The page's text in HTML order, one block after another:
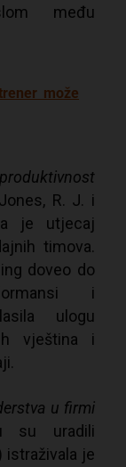
među
može
R. J. i
je utjecaj
timova.
doveo do
i
ulogu
vještina i
u firmi
su uradili
istraživala je